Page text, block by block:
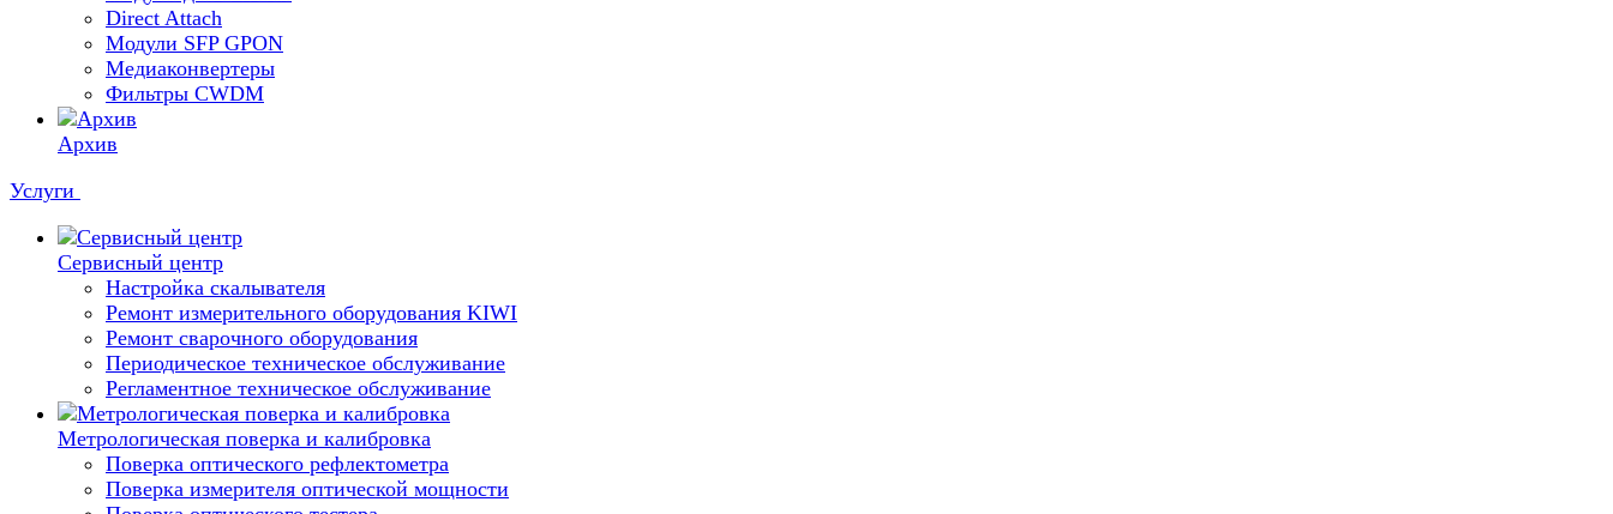
Direct Attach
Модули SFP GPON
Медиаконвертеры
Фильтры CWDM
Архив
Услуги
Сервисный центр
Настройка скалывателя
Ремонт измерительного оборудования KIWI
Ремонт сварочного оборудования
Периодическое техническое обслуживание
Регламентное техническое обслуживание
Метрологическая поверка и калибровка
Поверка оптического рефлектометра
Поверка измерителя оптической мощности